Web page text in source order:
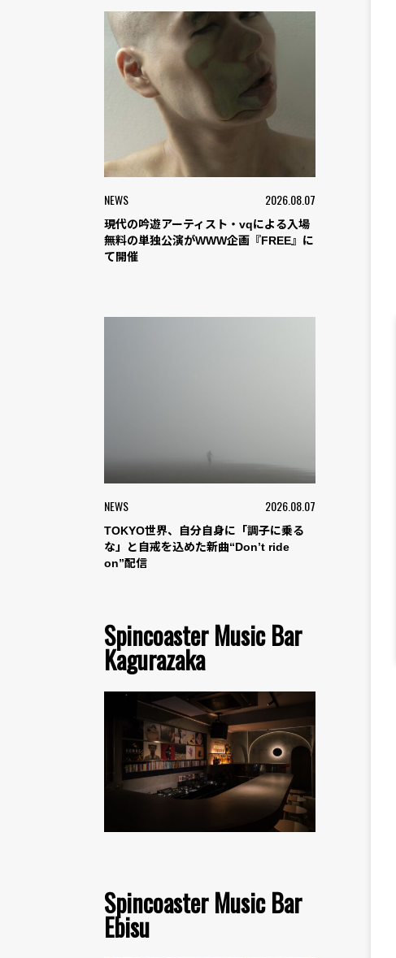
NEWS 2026.08.07
現代の吟遊アーティスト・vqによる入場
無料の単独公演がWWW企画『FREE』に
て開催
NEWS 2026.08.07
TOKYO世界、自分自身に「調子に乗る
な」と自戒を込めた新曲“Don’t ride
on”配信
Spincoaster Music Bar
Kagurazaka
Spincoaster Music Bar
Ebisu